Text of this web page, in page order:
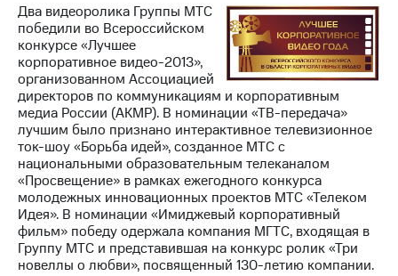
Два видеоролика Группы МТС
победили во Всероссийском
конкурсе «Лучшее
корпоративное видео-2013»,
организованном Ассоциацией
директоров по коммуникациям и корпоративным
медиа России (АКМР). В номинации «ТВ-передача»
лучшим было признано интерактивное телевизионное
ток-шоу «Борьба идей», созданное МТС с
национальными образовательным телеканалом
«Просвещение» в рамках ежегодного конкурса
молодежных инновационных проектов МТС «Телеком
Идея». В номинации «Имиджевый корпоративный
фильм» победу одержала компания МГТС, входящая в
Группу МТС и представившая на конкурс ролик «Три
новеллы о любви», посвященный 130-летию компании.